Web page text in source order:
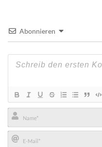
Abonnieren
Name*